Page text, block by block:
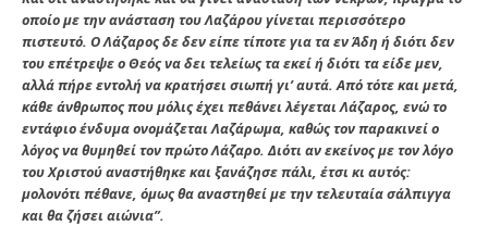
οποίο με την ανάσταση του Λαζάρου γίνεται περισσότερο
πιστευτό. Ο Λάζαρος δε δεν είπε τίποτε για τα εν Άδη ή διότι δεν
του επέτρεψε ο Θεός να δει τελείως τα εκεί ή διότι τα είδε μεν,
αλλά πήρε εντολή να κρατήσει σιωπή γι’ αυτά. Από τότε και μετά,
κάθε άνθρωπος που μόλις έχει πεθάνει λέγεται Λάζαρος, ενώ το
εντάφιο ένδυμα ονομάζεται Λαζάρωμα, καθώς τον παρακινεί ο
λόγος να θυμηθεί τον πρώτο Λάζαρο. Διότι αν εκείνος με τον λόγο
του Χριστού αναστήθηκε και ξανάζησε πάλι, έτσι κι αυτός:
μολονότι πέθανε, όμως θα αναστηθεί με την τελευταία σάλπιγγα
και θα ζήσει αιώνια”.